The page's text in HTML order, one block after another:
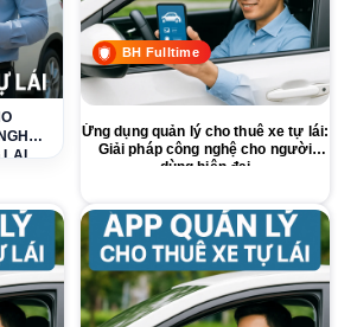
LAI
BH Fulltime
Ứng dụng quản lý cho thuê xe tự lái:
Giải pháp công nghệ cho người
dùng hiện đại